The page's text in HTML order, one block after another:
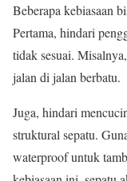
Beberapa kebiasaan
Pertama, hindari
tidak sesuai.
jalan di jalan berbatu.
Juga, hindari
struktural sepatu.
waterproof untuk